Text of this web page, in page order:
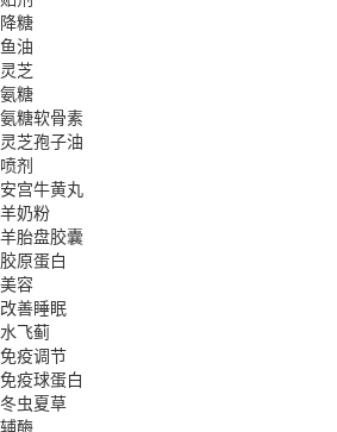
降糖
鱼油
灵芝
氨糖
氨糖软骨素
灵芝孢子油
喷剂
安宫牛黄丸
羊奶粉
羊胎盘胶囊
胶原蛋白
美容
改善睡眠
水飞蓟
免疫调节
免疫球蛋白
冬虫夏草
辅酶